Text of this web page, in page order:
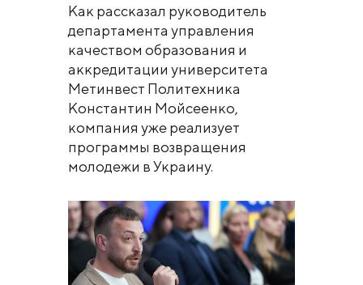
Как рассказал руководитель
департамента управления
качеством образования и
аккредитации университета
Метинвест Политехника
Константин Мойсеенко,
компания уже реализует
программы возвращения
молодежи в Украину.